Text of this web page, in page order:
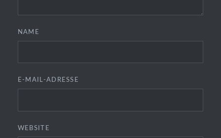
NAME
E-MAIL-ADRESSE
WEBSITE